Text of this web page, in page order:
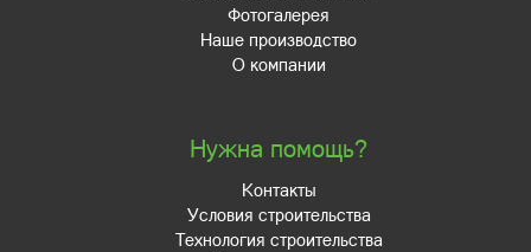
Фотогалерея
Наше производство
О компании
Нужна помощь?
Контакты
Условия строительства
Технология строительства